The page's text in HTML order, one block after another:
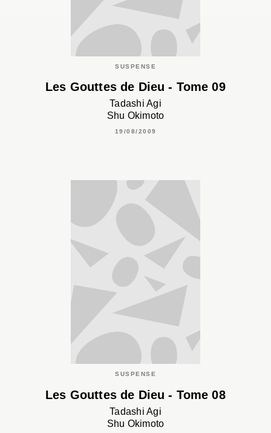
SUSPENSE
Les Gouttes de Dieu - Tome 09
Tadashi Agi
Shu Okimoto
19/08/2009
SUSPENSE
Les Gouttes de Dieu - Tome 08
Tadashi Agi
Shu Okimoto